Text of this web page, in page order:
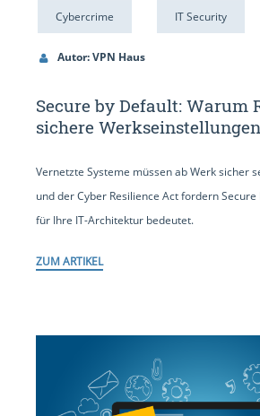
Cybercrime IT Security
Autor: VPN Haus
Secure by Default: Warum
sichere
Vernetzte Systeme müssen ab Werk sicher
und der Cyber Resilience Act fordern Secure
für Ihre IT-Architektur bedeutet.
ZUM ARTIKEL